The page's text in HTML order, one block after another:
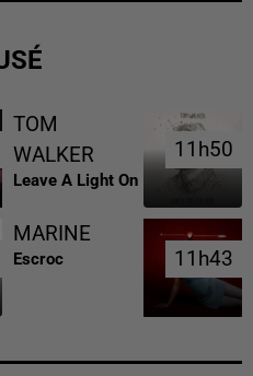
TOM
WALKER
Leave A Light On
11h50
11h50
MARINE
Escroc 11h43
11h43